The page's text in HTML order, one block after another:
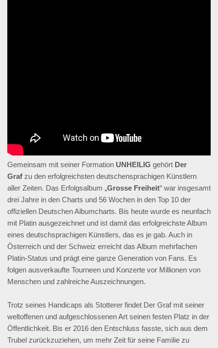
Gemeinsam mit seiner Formation UNHEILIG gehört Der
Graf zu den erfolgreichsten deutschensprachigen Künstlern
aller Zeiten. Das Erfolgsalbum „Grosse Freiheit“ war insgesamt
drei Jahre in den Charts und 56 Wochen in den Top 10 der
offiziellen Deutschen Albumcharts. Bis heute wurde es neunfach
mit Platin ausgezeichnet und ist damit das erfolgreichste Album
eines deutschsprachigen Künstlers, das es je gab. Auch in
Österreich und der Schweiz erreicht das Album mehrfachen
Platin-Status und prägt eine ganze Generation von Fans. Es
folgen ausverkaufte Tourneen und Konzerte vor Millionen von
Menschen und zahlreiche Auszeichnungen.
Trotz seines Handicaps als Stotterer findet Der Graf mit seiner
weltoffenen und aufgeschlossenen Art seinen festen Platz in der
Öffentlichkeit. Bis er 2016 den Entschluss fasste, sich aus dem
Trubel zurückzuziehen, um mehr Zeit für seine Familie zu